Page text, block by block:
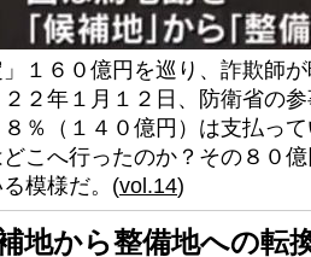
１６０億円を巡り、詐欺師
２年１月１２日、防衛省の
％（１４０億円）は支払っ
こへ行ったのか？その８０
模様だ。(vol.14)
地から整備地への転